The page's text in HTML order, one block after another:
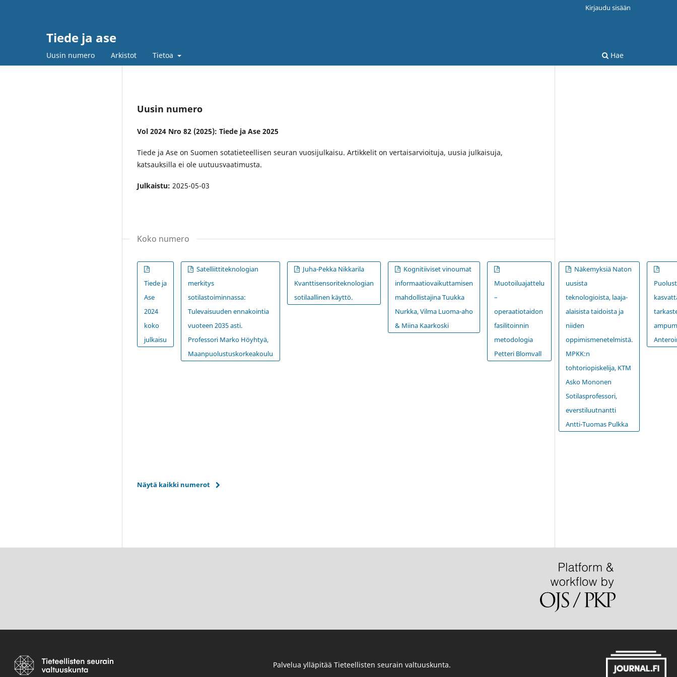
Tiede ja ase
Uusin numero Arkistot Tietoa Hae
Kirjaudu sisään
Uusin numero
Vol 2024 Nro 82 (2025): Tiede ja Ase 2025
Tiede ja Ase on Suomen sotatieteellisen seuran vuosijulkaisu. Artikkelit on vertaisarvioituja, uusia julkaisuja,
katsauksilla ei ole uutuusvaatimusta.
Julkaistu: 2025-05-03
Koko numero
Tiede ja
Ase
2024
koko
julkaisu
Satelliittiteknologian
merkitys
sotilastoiminnassa:
Tulevaisuuden ennakointia
vuoteen 2035 asti.
Professori Marko Höyhtyä,
Maanpuolustuskorkeakoulu
Juha-Pekka Nikkarila
Kvanttisensoriteknologian
sotilaallinen käyttö.
Kognitiiviset vinoumat
informaatiovaikuttamisen
mahdollistajina Tuukka
Nurkka, Vilma Luoma-aho
& Miina Kaarkoski
Muotoiluajattelu
–
operaatiotaidon
fasilitoinnin
metodologia
Petteri Blomvall
Näkemyksiä Naton
uusista
teknologioista, laaja-
alaisista taidoista ja
niiden
oppimismenetelmistä.
MPKK:n
tohtoriopiskelija, KTM
Asko Mononen
Sotilasprofessori,
everstiluutnantti
Antti-Tuomas Pulkka
Näytä kaikki numerot
Palvelua ylläpitää Tieteellisten seurain valtuuskunta.